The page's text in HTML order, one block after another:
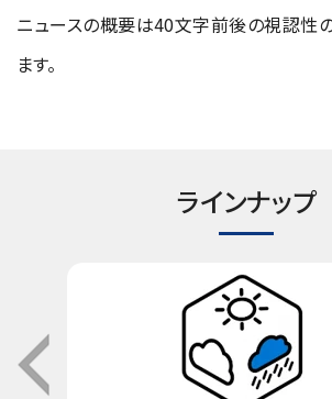
ニュースの概要は40文字前後の視認性
ます。
ラインナップ